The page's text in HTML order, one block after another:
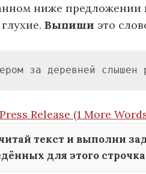
ниже предложении
Выпиши это
за деревней слышен
Release (1 More
текст и выполни
для этого